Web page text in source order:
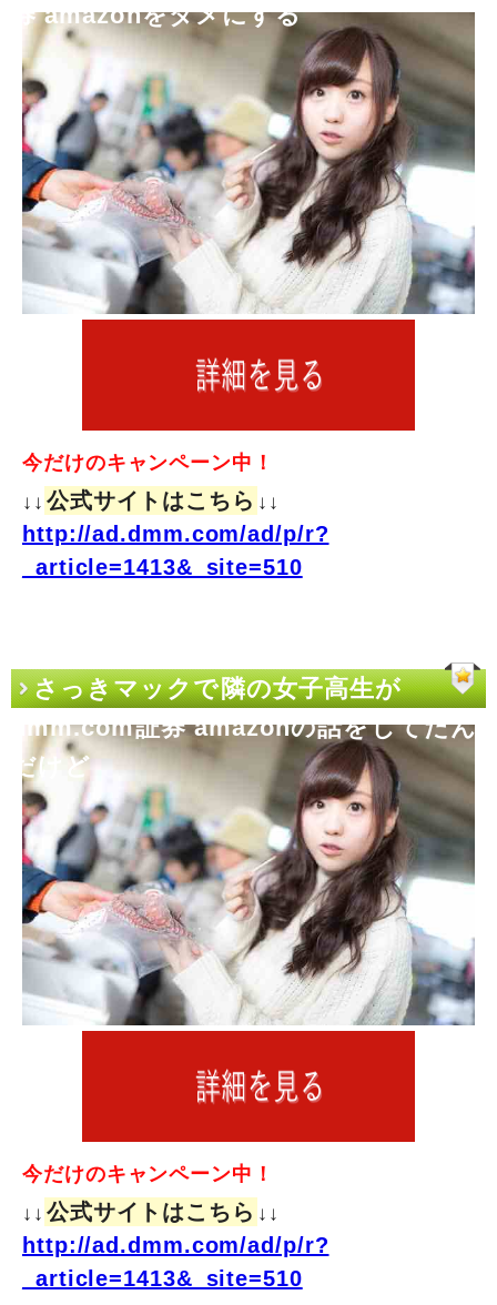
券 amazonをダメにする
今だけのキャンペーン中！
↓↓ 公式サイトはこちら ↓↓
http://ad.dmm.com/ad/p/r?
_article=1413&_site=510
さっきマックで隣の女子高生が
dmm.com証券 amazonの話をしてたん
だけど
今だけのキャンペーン中！
↓↓ 公式サイトはこちら ↓↓
http://ad.dmm.com/ad/p/r?
_article=1413&_site=510